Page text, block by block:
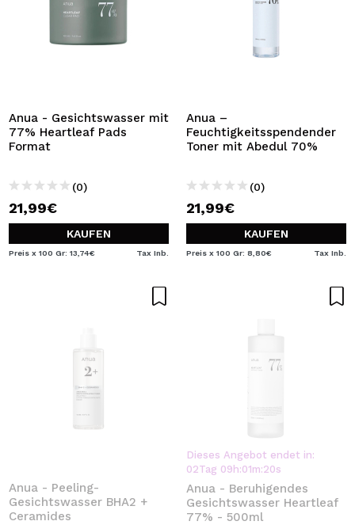
Anua - Gesichtswasser mit
77% Heartleaf Pads
Format
(0)
21,99€
KAUFEN
Preis x 100 Gr: 13,74€ Tax Inb.
Anua –
Feuchtigkeitsspendender
Toner mit Abedul 70%
(0)
21,99€
KAUFEN
Preis x 100 Gr: 8,80€ Tax Inb.
Anua - Peeling-
Gesichtswasser BHA2 +
Ceramides
Dieses Angebot endet in:
02Tag 09 h:01m:19s
Anua - Beruhigendes
Gesichtswasser Heartleaf
77% - 500ml